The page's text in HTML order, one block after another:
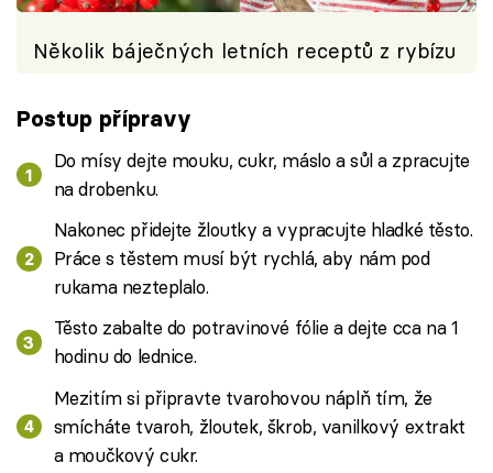
Několik báječných letních receptů z rybízu
Postup přípravy
Do mísy dejte mouku, cukr, máslo a sůl a zpracujte
na drobenku.
Nakonec přidejte žloutky a vypracujte hladké těsto.
Práce s těstem musí být rychlá, aby nám pod
rukama nezteplalo.
Těsto zabalte do potravinové fólie a dejte cca na 1
hodinu do lednice.
Mezitím si připravte tvarohovou náplň tím, že
smícháte tvaroh, žloutek, škrob, vanilkový extrakt
a moučkový cukr.